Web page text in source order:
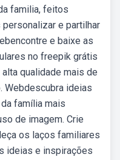
familia, feitos
e partilhar
e baixe as
no freepik grátis
qualidade mais de
Webdescubra ideias
família mais
de imagem. Crie
os laços familiares
ideias e inspirações